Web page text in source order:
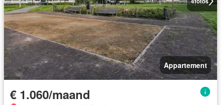
Appartement
€ 1.060/maand